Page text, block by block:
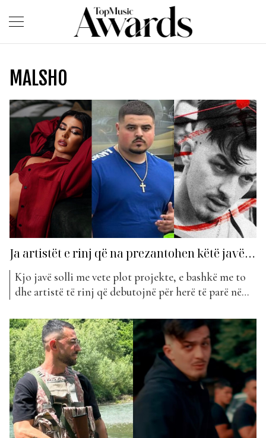
MALSHO
Ja artistët e rinj që na prezantohen këtë javë…
Kjo javë solli me vete plot projekte, e bashkë me to
dhe artistë të rinj që debutojnë për herë të parë në
saj të vërtetë e ka Hygerta. Ajo ka lindur në Lezhë në
vitin 1998. Hygi është në...